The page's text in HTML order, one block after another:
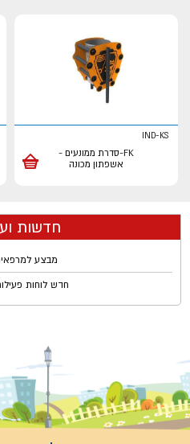
IND-KS
FK-סדרת ממונעים -
אשפתון מכונה
חדשות
מבצע
חדש לוחות